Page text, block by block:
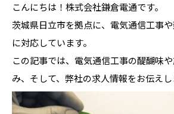
こんにちは！株式会社鎌倉電通です。
茨城県日立市を拠点に、電気通信工事
に対応しています。
この記事では、電気通信工事の醍醐味
み、そして、弊社の求人情報をお伝えし